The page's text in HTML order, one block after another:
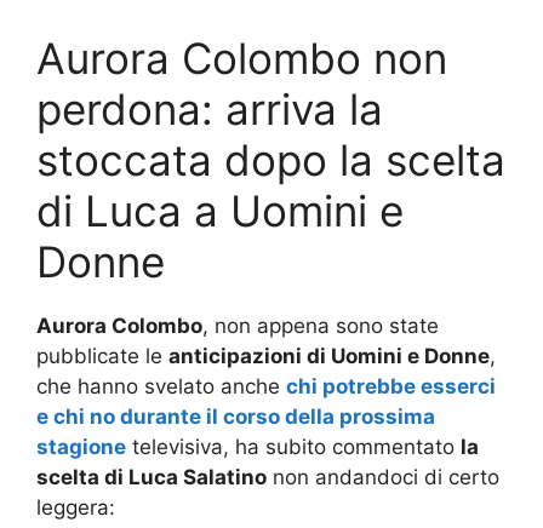
Aurora Colombo non
perdona: arriva la
stoccata dopo la scelta
di Luca a Uomini e
Donne
Aurora Colombo, non appena sono state
pubblicate le anticipazioni di Uomini e Donne,
che hanno svelato anche chi potrebbe esserci
e chi no durante il corso della prossima
stagione televisiva, ha subito commentato la
scelta di Luca Salatino non andandoci di certo
leggera: